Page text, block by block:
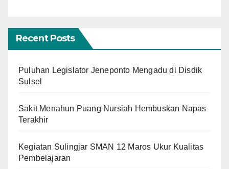
Recent Posts
Puluhan Legislator Jeneponto Mengadu di Disdik
Sulsel
Sakit Menahun Puang Nursiah Hembuskan Napas
Terakhir
Kegiatan Sulingjar SMAN 12 Maros Ukur Kualitas
Pembelajaran